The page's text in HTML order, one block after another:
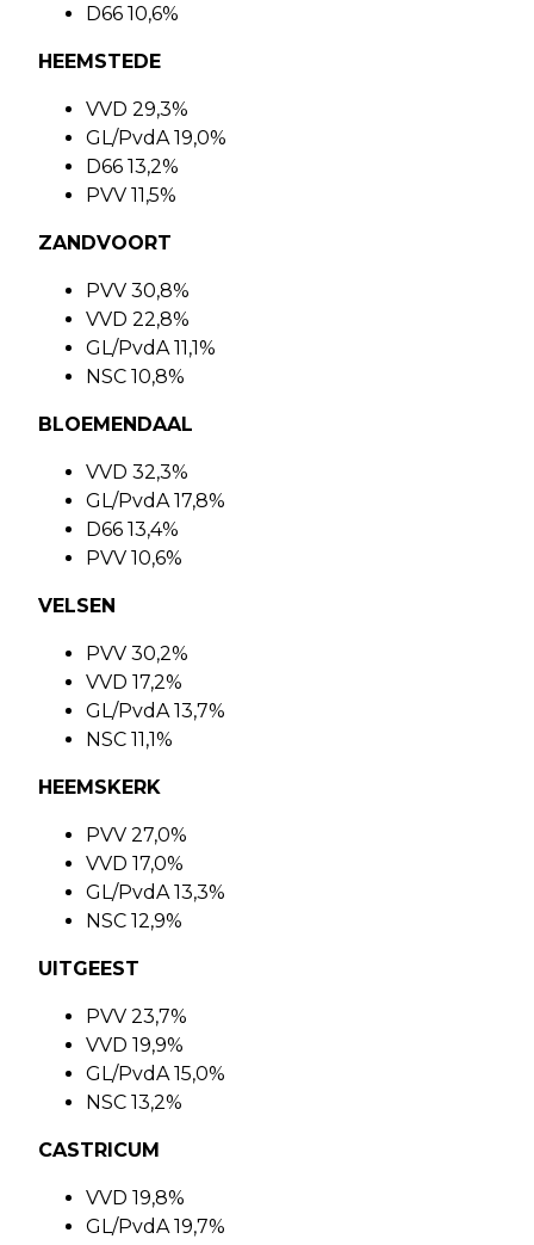
D66 10,6%
HEEMSTEDE
VVD 29,3%
GL/PvdA 19,0%
D66 13,2%
PVV 11,5%
ZANDVOORT
PVV 30,8%
VVD 22,8%
GL/PvdA 11,1%
NSC 10,8%
BLOEMENDAAL
VVD 32,3%
GL/PvdA 17,8%
D66 13,4%
PVV 10,6%
VELSEN
PVV 30,2%
VVD 17,2%
GL/PvdA 13,7%
NSC 11,1%
HEEMSKERK
PVV 27,0%
VVD 17,0%
GL/PvdA 13,3%
NSC 12,9%
UITGEEST
PVV 23,7%
VVD 19,9%
GL/PvdA 15,0%
NSC 13,2%
CASTRICUM
VVD 19,8%
GL/PvdA 19,7%